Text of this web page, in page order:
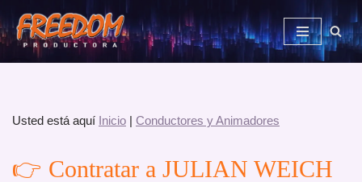
Saltar
al
Usted está aquí Inicio | Conductores y Animadores
👉 Contratar a JULIAN WEICH